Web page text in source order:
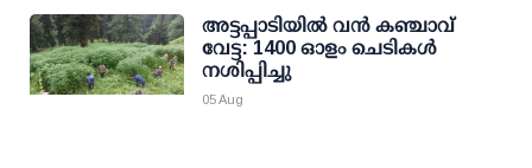
അട്ടപ്പാടിയില്‍ വന്‍ കഞ്ചാവ്
വേട്ട: 1400 ഓളം ചെടികള്‍
നശിപ്പിച്ചു
05 Aug